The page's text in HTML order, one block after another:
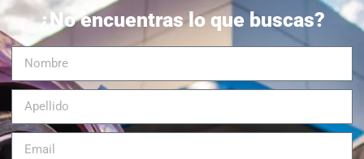
¿No encuentras lo que buscas?